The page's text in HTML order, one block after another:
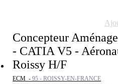
Concepteur
- CATIA V5 -
Roissy H/F
ECM - 95 - ROISSY-EN-FRANCE